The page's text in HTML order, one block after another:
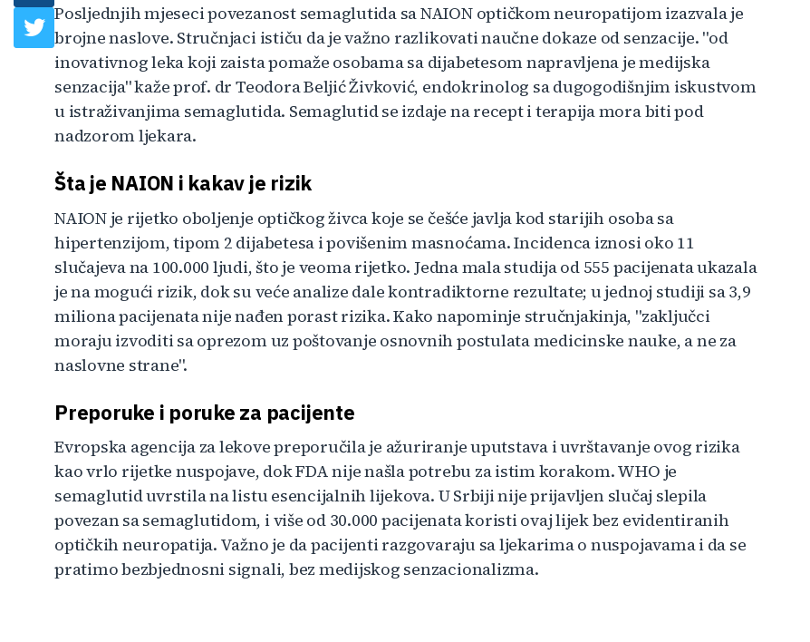
Posljednjih mjeseci povezanost semaglutida sa NAION optičkom neuropatijom izazvala je
brojne naslove. Stručnjaci ističu da je važno razlikovati naučne dokaze od senzacije. "od
inovativnog leka koji zaista pomaže osobama sa dijabetesom napravljena je medijska
senzacija" kaže prof. dr Teodora Beljić Živković, endokrinolog sa dugogodišnjim iskustvom
u istraživanjima semaglutida. Semaglutid se izdaje na recept i terapija mora biti pod
nadzorom ljekara.
Šta je NAION i kakav je rizik
NAION je rijetko oboljenje optičkog živca koje se češće javlja kod starijih osoba sa
hipertenzijom, tipom 2 dijabetesa i povišenim masnoćama. Incidenca iznosi oko 11
slučajeva na 100.000 ljudi, što je veoma rijetko. Jedna mala studija od 555 pacijenata ukazala
je na mogući rizik, dok su veće analize dale kontradiktorne rezultate; u jednoj studiji sa 3,9
miliona pacijenata nije nađen porast rizika. Kako napominje stručnjakinja, "zaključci
moraju izvoditi sa oprezom uz poštovanje osnovnih postulata medicinske nauke, a ne za
naslovne strane".
Preporuke i poruke za pacijente
Evropska agencija za lekove preporučila je ažuriranje uputstava i uvrštavanje ovog rizika
kao vrlo rijetke nuspojave, dok FDA nije našla potrebu za istim korakom. WHO je
semaglutid uvrstila na listu esencijalnih lijekova. U Srbiji nije prijavljen slučaj slepila
povezan sa semaglutidom, i više od 30.000 pacijenata koristi ovaj lijek bez evidentiranih
optičkih neuropatija. Važno je da pacijenti razgovaraju sa ljekarima o nuspojavama i da se
pratimo bezbjednosni signali, bez medijskog senzacionalizma.